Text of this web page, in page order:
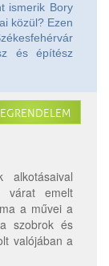
ismerik Bory
közül? Ezen
és építész
alkotásaival
várat emelt
a művei a
szobrok és
valójában a